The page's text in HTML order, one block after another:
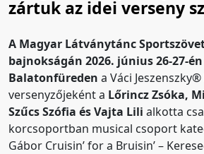
zártuk az idei verseny
A Magyar Látványtánc
bajnokságán 2026. június 26-27-én
Balatonfüreden a Váci
versenyzőjeként a Lőrincz Zsóka,
Szűcs Szófia és Vajta Lili alkotta
korcsoportban musical csoport
Gábor Cruisin’ for a Bruisin’ –